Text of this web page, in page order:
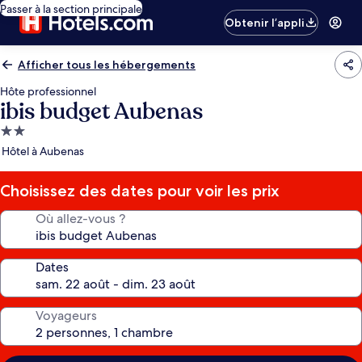
Passer à la section principale
Obtenir l’appli
Afficher tous les hébergements
Hôte professionnel
ibis budget Aubenas
Hébergement
2.0 étoiles
Hôtel à Aubenas
Choisissez des dates pour voir les prix
Où allez-vous ?
Dates
Voyageurs